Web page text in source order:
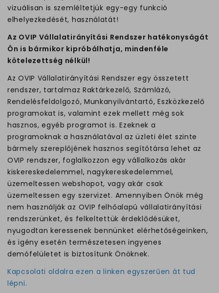
vizuálisan is szemléltetjük egy-egy funkció
elhelyezkedését, használatát!
Az OVIP Vállalatirányítási Rendszer hatékonyságát
Ön is bármikor kipróbálhatja, mindenféle
kötelezettség nélkül!
Az OVIP Vállalatirányítási Rendszer egy összetett
rendszer, tartalmaz Raktárkezelő, Számlázó,
Rendelésfeldolgozó, Munkanyilvántartó, Eszközkezelő
programokat is, valamint ezek mellett még sok
hasznos, egyéb programot is. Ezeknek a
programoknak a használatával az üzleti élet szinte
bármely szereplőjének hasznos segítőtársa lehet az
OVIP rendszer, foglalkozzon egy vállalkozás akár
kiskereskedelemmel, nagykereskedelemmel,
üzemeltessen webshopot, vagy akár csak
üzemeltessen egy szervizet. Amennyiben Önök még
nem használják az OVIP felhőalapú vállalatirányítási
rendszerünket, és felkeltettük érdeklődésüket,
nyugodtan keressenek bennünket elérhetőségeinken,
és igény esetén természetesen ingyenes
demófelületet is biztosítunk Önöknek.
Kapcsolati oldalra ezen a linken egyszerűen át tud
lépni.